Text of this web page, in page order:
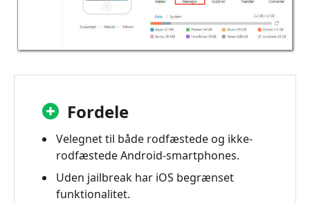
Fordele
Velegnet til både rodfæstede og ikke-
rodfæstede Android-smartphones.
Uden jailbreak har iOS begrænset
funktionalitet.